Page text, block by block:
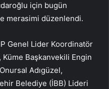
için bugün
merasimi düzenlendi.
Genel Lider Koordinatör
Küme Başkanvekili Engin
Adıgüzel,
Belediye (İBB) Lideri